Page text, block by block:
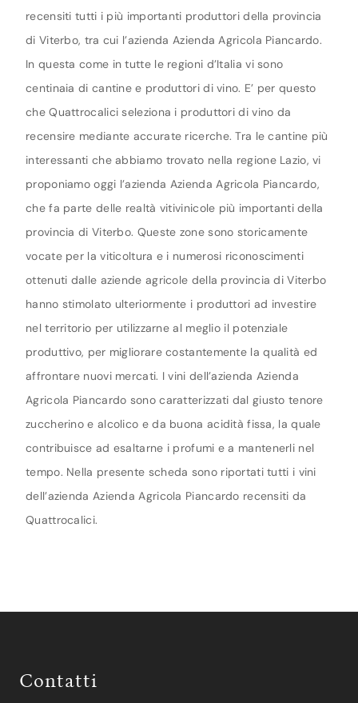
recensiti tutti i più importanti produttori della provincia
di Viterbo, tra cui l’azienda Azienda Agricola Piancardo.
In questa come in tutte le regioni d’Italia vi sono
centinaia di cantine e produttori di vino. E’ per questo
che Quattrocalici seleziona i produttori di vino da
recensire mediante accurate ricerche. Tra le cantine più
interessanti che abbiamo trovato nella regione Lazio, vi
proponiamo oggi l’azienda Azienda Agricola Piancardo,
che fa parte delle realtà vitivinicole più importanti della
provincia di Viterbo. Queste zone sono storicamente
vocate per la viticoltura e i numerosi riconoscimenti
ottenuti dalle aziende agricole della provincia di Viterbo
hanno stimolato ulteriormente i produttori ad investire
nel territorio per utilizzarne al meglio il potenziale
produttivo, per migliorare costantemente la qualità ed
affrontare nuovi mercati. I vini dell’azienda Azienda
Agricola Piancardo sono caratterizzati dal giusto tenore
zuccherino e alcolico e da buona acidità fissa, la quale
contribuisce ad esaltarne i profumi e a mantenerli nel
tempo. Nella presente scheda sono riportati tutti i vini
dell’azienda Azienda Agricola Piancardo recensiti da
Quattrocalici.
Contatti